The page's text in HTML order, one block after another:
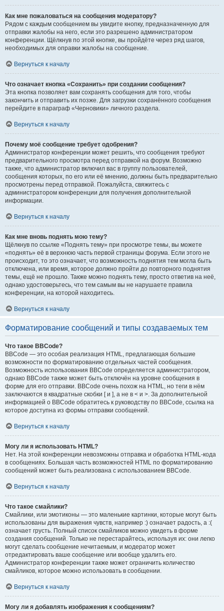
Как мне пожаловаться на сообщения модератору?
Рядом с каждым сообщением вы увидите кнопку, предназначенную для
отправки жалобы на него, если это разрешено администратором
конференции. Щёлкнув по этой кнопке, вы пройдёте через ряд шагов,
необходимых для оправки жалобы на сообщение.
Вернуться к началу
Что означает кнопка «Сохранить» при создании сообщения?
Эта кнопка позволяет вам сохранять сообщения для того, чтобы
закончить и отправить их позже. Для загрузки сохранённого сообщения
перейдите в параграф «Черновики» личного раздела.
Вернуться к началу
Почему моё сообщение требует одобрения?
Администратор конференции может решить, что сообщения требуют
предварительного просмотра перед отправкой на форум. Возможно
также, что администратор включил вас в группу пользователей,
сообщения которых, по его или её мнению, должны быть предварительно
просмотрены перед отправкой. Пожалуйста, свяжитесь с
администратором конференции для получения дополнительной
информации.
Вернуться к началу
Как мне вновь поднять мою тему?
Щёлкнув по ссылке «Поднять тему» при просмотре темы, вы можете
«поднять» её в верхнюю часть первой страницы форума. Если этого не
происходит, то это означает, что возможность поднятия тем могла быть
отключена, или время, которое должно пройти до повторного поднятия
темы, ещё не прошло. Также можно поднять тему, просто ответив на неё,
однако удостоверьтесь, что тем самым вы не нарушаете правила
конференции, на которой находитесь.
Вернуться к началу
Форматирование сообщений и типы создаваемых тем
Что такое BBCode?
BBCode — это особая реализация HTML, предлагающая большие
возможности по форматированию отдельных частей сообщения.
Возможность использования BBCode определяется администратором,
однако BBCode также может быть отключён на уровне сообщения в
форме для его отправки. BBCode очень похож на HTML, но теги в нём
заключаются в квадратные скобки [ и ], а не в < и >. За дополнительной
информацией о BBCode обратитесь к руководству по BBCode, ссылка на
которое доступна из формы отправки сообщений.
Вернуться к началу
Могу ли я использовать HTML?
Нет. На этой конференции невозможны отправка и обработка HTML-кода
в сообщениях. Большая часть возможностей HTML по форматированию
сообщений может быть реализована с использованием BBCode.
Вернуться к началу
Что такое смайлики?
Смайлики, или эмотиконы — это маленькие картинки, которые могут быть
использованы для выражения чувств, например :) означает радость, а :(
означает грусть. Полный список смайликов можно увидеть в форме
создания сообщений. Только не перестарайтесь, используя их: они легко
могут сделать сообщение нечитаемым, и модератор может
отредактировать ваше сообщение или вообще удалить его.
Администратор конференции также может ограничить количество
смайликов, которое можно использовать в сообщении.
Вернуться к началу
Могу ли я добавлять изображения к сообщениям?